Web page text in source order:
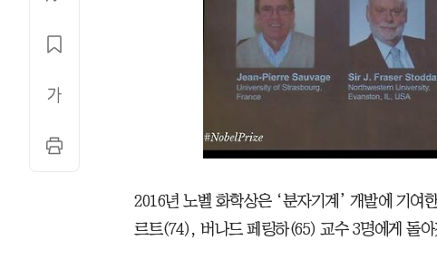
2016년 노벨 화학상은 ‘분자기계’ 개발에 기여
르트(74), 버나드 페링하(65) 교수 3명에게 돌아